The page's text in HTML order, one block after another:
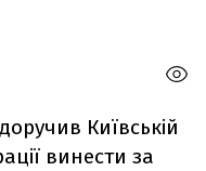
Київській
винести за